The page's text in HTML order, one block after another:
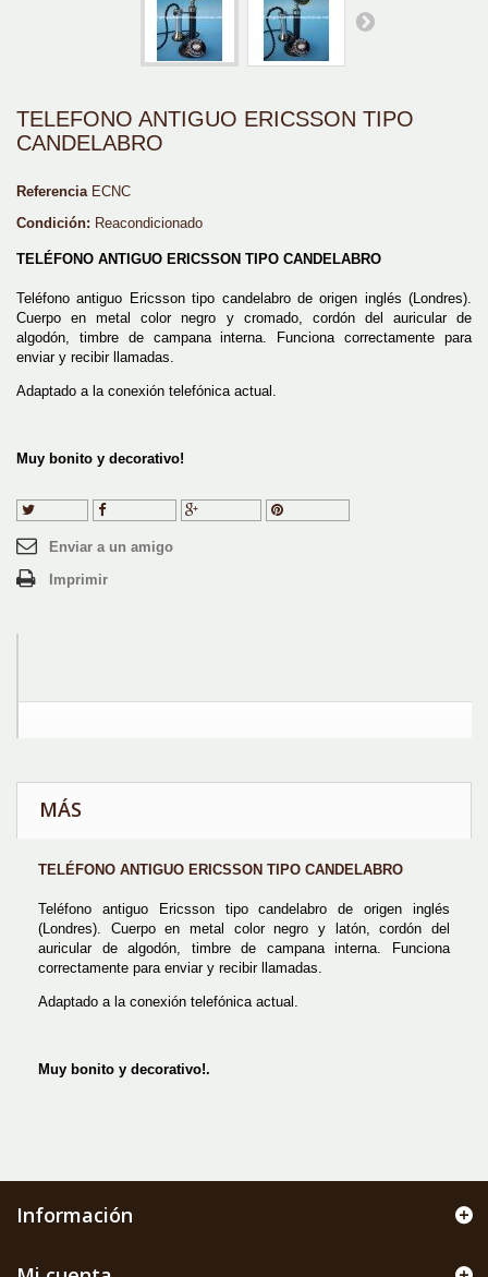
TELEFONO ANTIGUO ERICSSON TIPO
CANDELABRO
Referencia ECNC
Condición: Reacondicionado
TELÉFONO ANTIGUO ERICSSON TIPO CANDELABRO
Teléfono antiguo Ericsson tipo candelabro de origen inglés (Londres).
Cuerpo en metal color negro y cromado, cordón del auricular de
algodón, timbre de campana interna. Funciona correctamente para
enviar y recibir llamadas.
Adaptado a la conexión telefónica actual.
Muy bonito y decorativo!
Tuitear Compartir
Enviar a un amigo
Imprimir
MÁS
TELÉFONO ANTIGUO ERICSSON TIPO CANDELABRO
Teléfono antiguo Ericsson tipo candelabro de origen inglés
(Londres). Cuerpo en metal color negro y latón, cordón del
auricular de algodón, timbre de campana interna. Funciona
correctamente para enviar y recibir llamadas.
Adaptado a la conexión telefónica actual.
Muy bonito y decorativo!.
Información